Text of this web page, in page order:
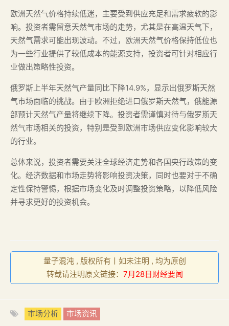
欧洲天然气价格持续低迷，主要受到供应充足和需求疲软的影
响。投资者需留意天然气市场的走势，尤其是在高温天气下，
天然气需求可能出现波动。不过，欧洲天然气价格保持低位也
为一些行业提供了较低成本的能源支持，投资者可针对相应行
业做出策略性投资。
俄罗斯上半年天然气产量同比下降14.9%，显示出俄罗斯天然
气市场面临的挑战。由于欧洲拒绝进口俄罗斯天然气，俄能源
部预计天然气产量将继续下降。投资者需谨慎对待与俄罗斯天
然气市场相关的投资，特别是受到欧洲市场供应变化影响较大
的行业。
总体来说，投资者需要关注全球经济走势和各国央行政策的变
化。经济数据和市场走势将影响投资决策，同时也要对于不确
定性保持警惕，根据市场变化及时调整投资策略，以降低风险
并寻求更好的投资机会。
量子混沌 , 版权所有丨如未注明 , 均为原创
转载请注明原文链接： 7月28日财经要闻
市场分析 市场资讯